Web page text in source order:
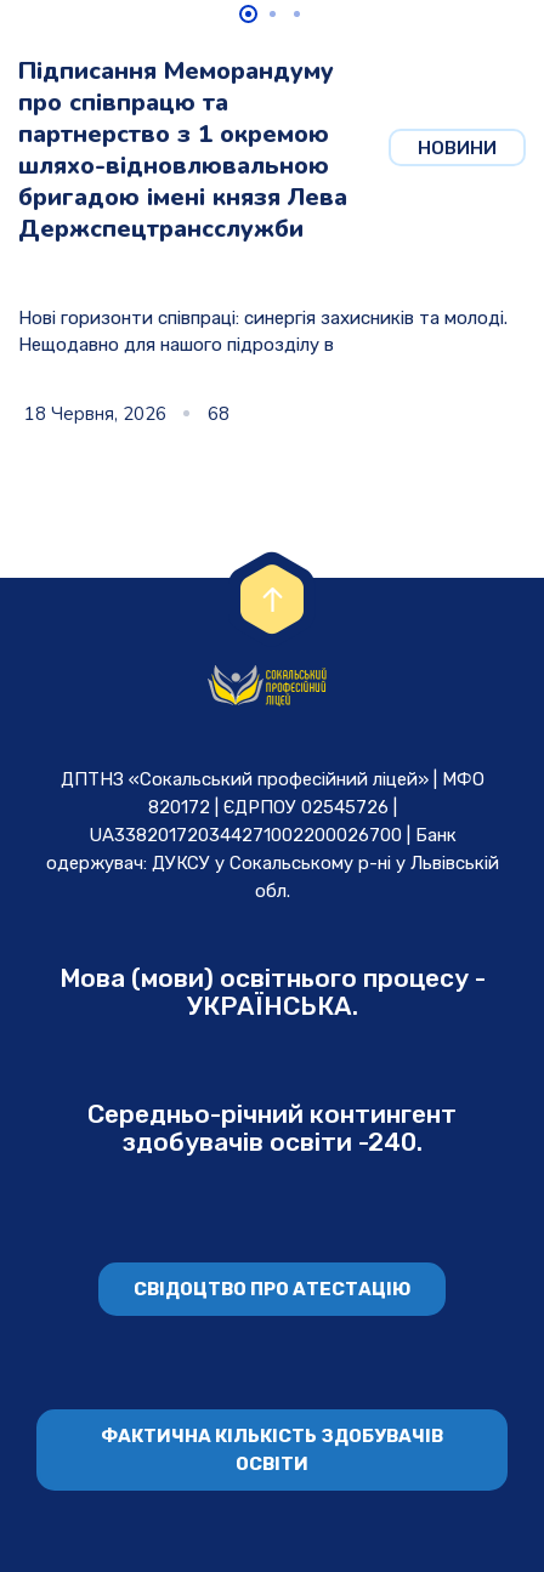
НОВИНИ
Підписання Меморандуму
про співпрацю та
партнерство з 1 окремою
шляхо-відновлювальною
бригадою імені князя Лева
Держспецтрансслужби
Нові горизонти співпраці: синергія захисників та молоді.
Нещодавно для нашого підрозділу в
18 Червня, 2026 68
ДПТНЗ «Сокальський професійний ліцей» | МФО
820172 | ЄДРПОУ 02545726 |
UA338201720344271002200026700 | Банк
одержувач: ДУКСУ у Cокальському р-ні у Львівській
обл.
Мова (мови) освітнього процесу -
УКРАЇНСЬКА.
Середньо-річний контингент
здобувачів освіти -240.
СВІДОЦТВО ПРО АТЕСТАЦІЮ
ФАКТИЧНА КІЛЬКІСТЬ ЗДОБУВАЧІВ
ОСВІТИ